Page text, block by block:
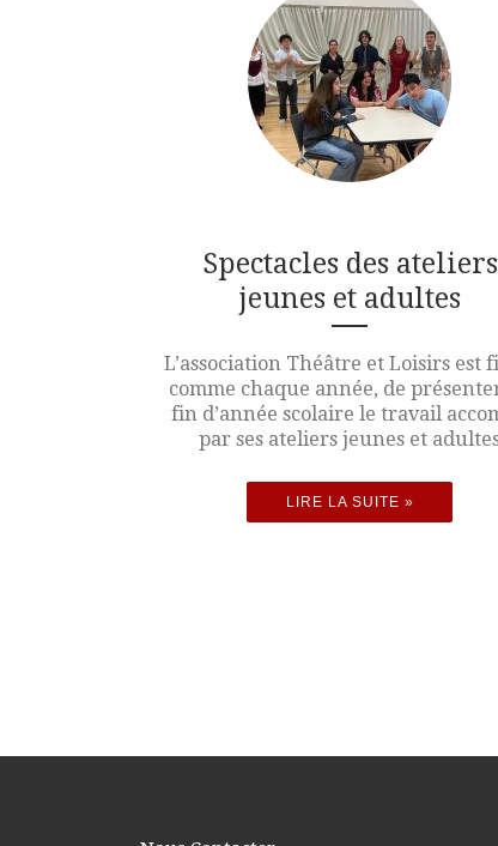
Spectacles des ateliers
jeunes et adultes
L’association Théâtre et Loisirs est
comme chaque année, de
fin d’année scolaire le travail
par ses ateliers jeunes et
LIRE LA SUITE »